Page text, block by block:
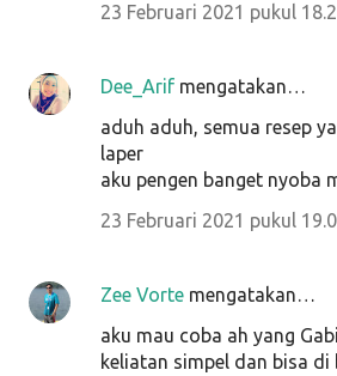
23 Februari 2021 pukul
Dee_Arif mengatakan…
aduh aduh, semua resep
laper
aku pengen banget nyoba
23 Februari 2021 pukul
Zee Vorte mengatakan…
aku mau coba ah yang
keliatan simpel dan bisa di